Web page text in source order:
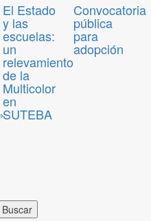
El Estado
y las
escuelas:
un
relevamiento
de la
Multicolor
en
SUTEBA
Convocatoria
pública
para
adopción